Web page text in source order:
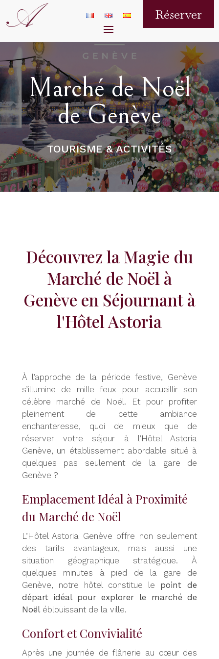
A Réserver
Marché de Noël
de Genève
TOURISME & ACTIVITÉS
Découvrez la Magie du
Marché de Noël à
Genève en Séjournant à
l'Hôtel Astoria
À l’approche de la période festive, Genève
s’illumine de mille feux pour accueillir son
célèbre marché de Noël. Et pour profiter
pleinement de cette ambiance
enchanteresse, quoi de mieux que de
réserver votre séjour à l’Hôtel Astoria
Genève, un établissement abordable situé à
quelques pas seulement de la gare de
Genève ?
Emplacement Idéal à Proximité
du Marché de Noël
L’Hôtel Astoria Genève offre non seulement
des tarifs avantageux, mais aussi une
situation géographique stratégique. À
quelques minutes à pied de la gare de
Genève, notre hôtel constitue le point de
départ idéal pour explorer le marché de
Noëléblouissant de la ville.
Confort et Convivialité
Après une journée de flânerie au cœur des